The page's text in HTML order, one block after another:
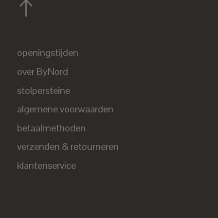
openingstijden
over ByNord
stolpersteine
algemene voorwaarden
betaalmethoden
verzenden & retourneren
klantenservice